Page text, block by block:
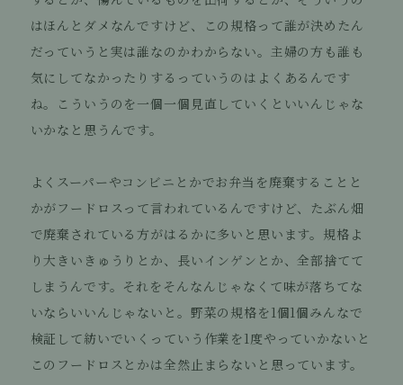
はほんとダメなんですけど、この規格って誰が決めたん
だっていうと実は誰なのかわからない。主婦の方も誰も
気にしてなかったりするっていうのはよくあるんです
ね。こういうのを一個一個見直していくといいんじゃな
いかなと思うんです。
よくスーパーやコンビニとかでお弁当を廃棄することと
かがフードロスって言われているんですけど、たぶん畑
で廃棄されている方がはるかに多いと思います。規格よ
り大きいきゅうりとか、長いインゲンとか、全部捨てて
しまうんです。それをそんなんじゃなくて味が落ちてな
いならいいんじゃないと。野菜の規格を1個1個みんなで
検証して紡いでいくっていう作業を1度やっていかないと
このフードロスとかは全然止まらないと思っています。